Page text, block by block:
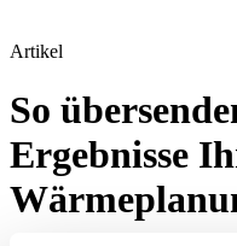
Artikel
So
Ergebnisse